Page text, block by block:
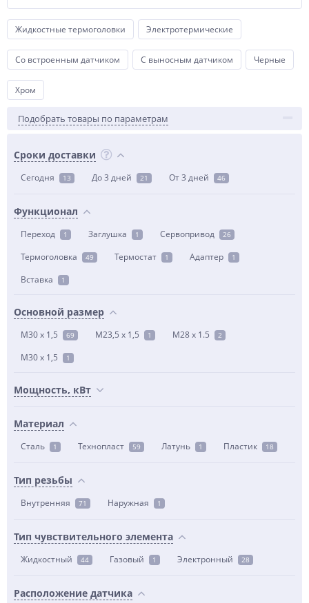
Жидкостные термоголовки Электротермические
Со встроенным датчиком С выносным датчиком Черные
Хром
Подобрать товары по параметрам
Сроки доставки
Сегодня 13 До 3 дней 21 От 3 дней 46
Функционал
Переход 1 Заглушка 1 Сервопривод 26
Термоголовка 49 Термостат 1 Адаптер 1
Вставка 1
Основной размер
M30 х 1,5 69 M23,5 x 1,5 1 M28 x 1.5 2
М30 х 1,5 1
Мощность, кВт
Материал
Сталь 1 Технопласт 59 Латунь 1 Пластик 18
Тип резьбы
Внутренняя 71 Наружная 1
Тип чувствительного элемента
Жидкостный 44 Газовый 1 Электронный 28
Расположение датчика